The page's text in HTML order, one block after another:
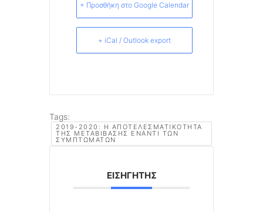
+ Προσθήκη στο Google Calendar
+ iCal / Outlook export
Tags:
2019-2020: Η ΑΠΟΤΕΛΕΣΜΑΤΙΚΌΤΗΤΑ
ΤΗΣ ΜΕΤΑΒΊΒΑΣΗΣ ΈΝΑΝΤΙ ΤΩΝ
ΣΥΜΠΤΩΜΆΤΩΝ
ΕΙΣΗΓΗΤΉΣ